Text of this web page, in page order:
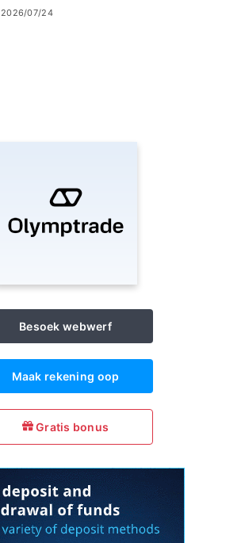
2026/07/24
Besoek webwerf
Maak rekening oop
Gratis bonus